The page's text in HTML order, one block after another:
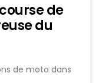
de
du
de moto dans